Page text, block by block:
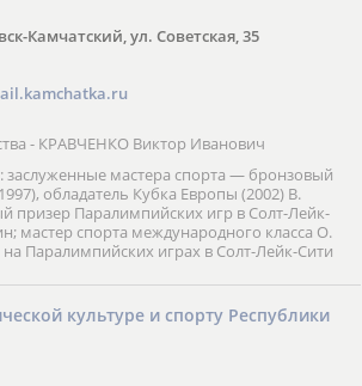
Камчатский, ул. Советская, 35
- КРАВЧЕНКО Виктор Иванович
мастера спорта — бронзовый
обладатель Кубка Европы (2002) В.
призер Паралимпийских игр в Солт-Лейк-
мастер спорта международного класса О.
Паралимпийских играх в Солт-Лейк-Сити
культуре и спорту Республики